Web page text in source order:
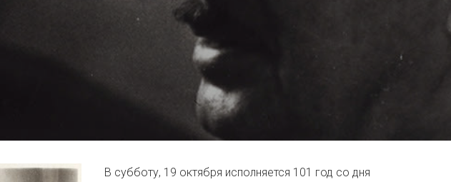
В субботу, 19 октября исполняется 101 год со дня